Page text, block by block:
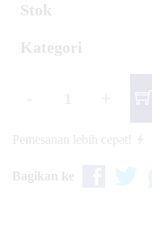
Stok
Kategori
Pemesanan lebih cepat!
Bagikan ke